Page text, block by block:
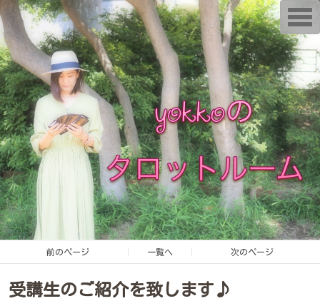
前のページ 一覧へ 次のページ
受講生のご紹介を致します♪
T
o
g
g
l
e
n
a
v
i
g
a
t
i
o
n